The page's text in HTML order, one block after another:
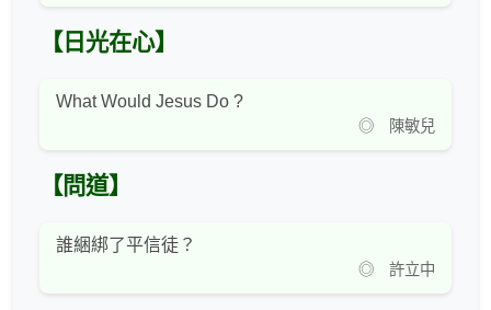
【日光在心】
What Would Jesus Do ?
◎ 陳敏兒
【問道】
誰綑綁了平信徒？
◎ 許立中